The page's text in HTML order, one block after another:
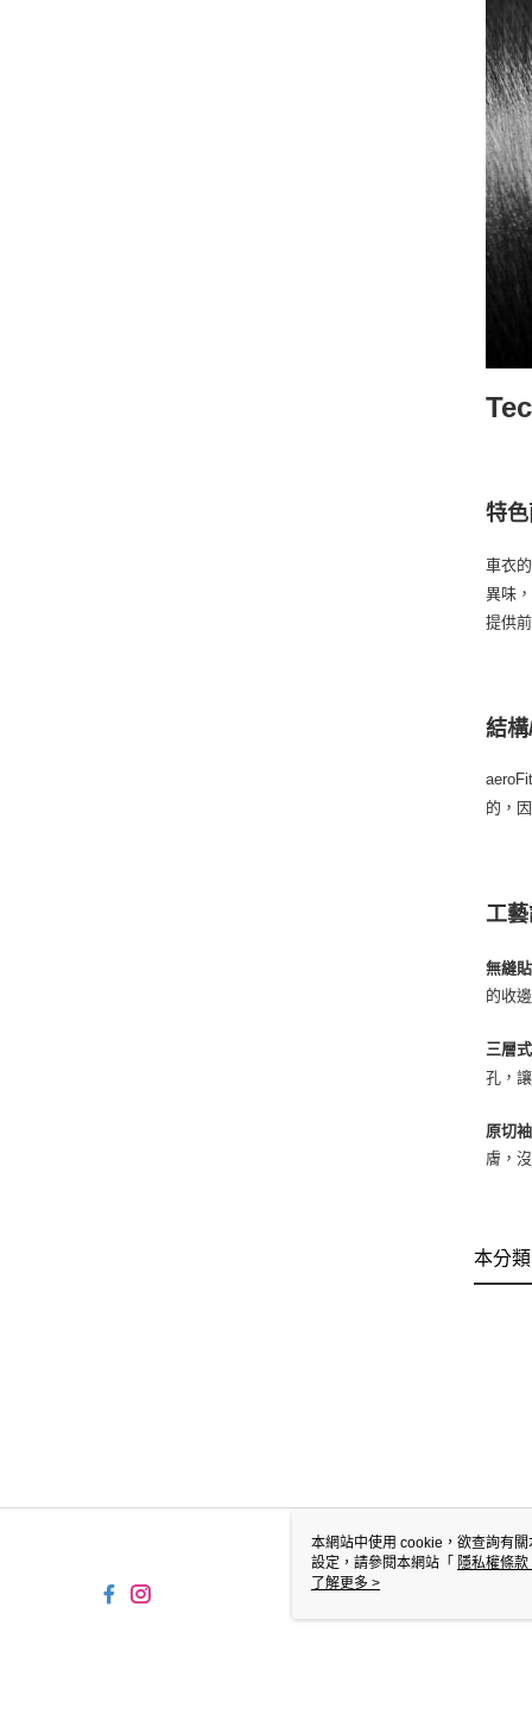
特
車衣
異味
提供
結
的，
工
無縫
的收
三層
孔，
原切
膚，
本分
本網站中使用 cookie，欲查詢有
設定，請參閱本網站「 隱私權條款
使用 cookie。
了解更多 >